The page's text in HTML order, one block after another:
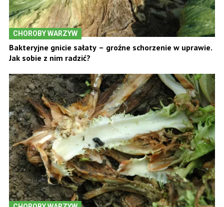
CHOROBY WARZYW
Bakteryjne gnicie sałaty – groźne schorzenie w uprawie.
Jak sobie z nim radzić?